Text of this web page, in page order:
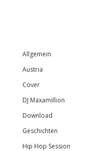
Sidebar
Allgemein
Austria
Cover
DJ Maxamillion
Download
Geschichten
Hip Hop Session